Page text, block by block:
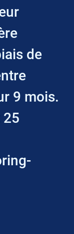
de
9 mois.
25